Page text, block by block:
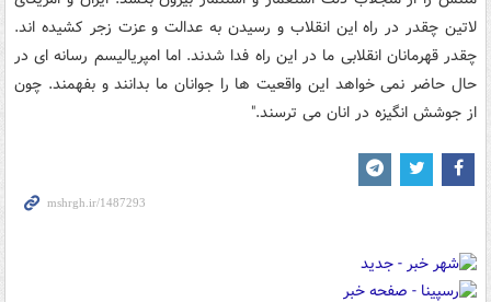
لاتین چقدر در راه این انقلاب و رسیدن به عدالت و عزت زجر کشیده اند.
چقدر قهرمانان انقلابی ما در این راه فدا شدند. اما امپریالیسم رسانه ای در
حال حاضر نمی خواهد این واقعیت ها را جوانان ما بدانند و بفهمند. چون
از جوشش انگیزه در انان می ترسند."